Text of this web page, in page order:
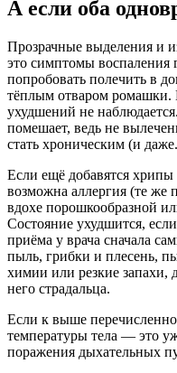
А если оба
Прозрачные выделения и
это симптомы воспаления
попробовать полечить в
тёплым отваром ромашки.
ухудшений не
помешает, ведь не
стать хроническим (и
Если ещё добавятся
возможна аллергия (те же
вдохе порошкообразной
Состояние ухудшится,
приёма у врача сначала
пыль, грибки и плесень,
химии или резкие запахи,
него страдальца.
Если к выше
температуры тела — это
поражения дыхательных